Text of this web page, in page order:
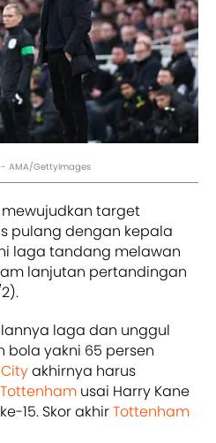
AMA/GettyImages
target
pulang dengan kepala
laga tandang melawan
lanjutan pertandingan
laga dan unggul
yakni 65 persen
Cityakhirnya harus
Tottenham usai Harry Kane
15. Skor akhirTottenham